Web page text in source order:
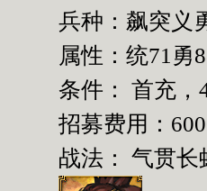
兵种：飙突义
属性：统71勇
条件： 首充，
招募费用：
战法： 气贯长